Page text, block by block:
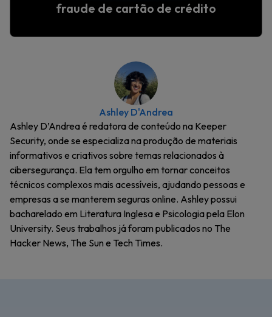
fraude de cartão de crédito
Ashley D'Andrea
Ashley D’Andrea é redatora de conteúdo na Keeper
Security, onde se especializa na produção de materiais
informativos e criativos sobre temas relacionados à
cibersegurança. Ela tem orgulho em tornar conceitos
técnicos complexos mais acessíveis, ajudando pessoas e
empresas a se manterem seguras online. Ashley possui
bacharelado em Literatura Inglesa e Psicologia pela Elon
University. Seus trabalhos já foram publicados no The
Hacker News, The Sun e Tech Times.